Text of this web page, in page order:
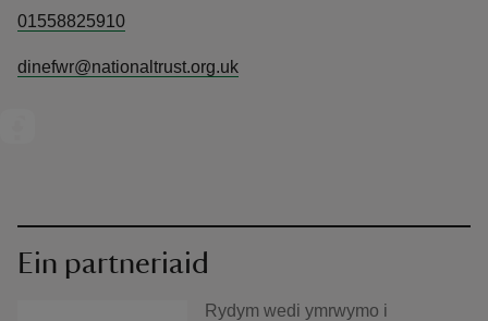
01558825910
dinefwr@nationaltrust.org.uk
Ein partneriaid
Rydym wedi ymrwymo i